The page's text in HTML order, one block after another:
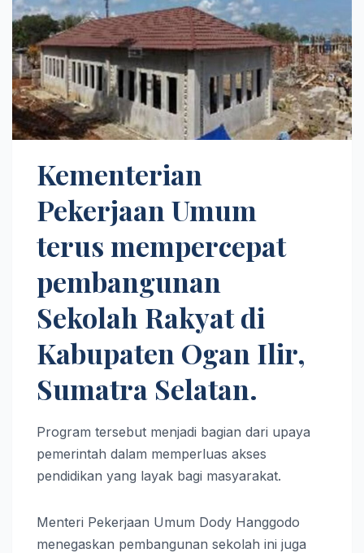
Kementerian
Pekerjaan Umum
terus mempercepat
pembangunan
Sekolah Rakyat di
Kabupaten Ogan Ilir,
Sumatra Selatan.
Program tersebut menjadi bagian dari upaya
pemerintah dalam memperluas akses
pendidikan yang layak bagi masyarakat.
Menteri Pekerjaan Umum Dody Hanggodo
menegaskan pembangunan sekolah ini juga